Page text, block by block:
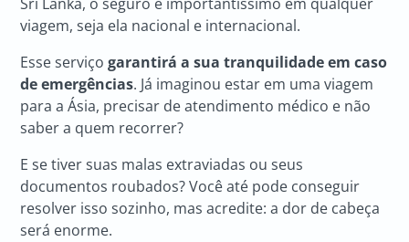
viagem, seja ela nacional e internacional.
Esse serviçogarantirá a sua tranquilidade em caso
de emergências. Já imaginou estar em uma viagem
para a Ásia, precisar de atendimento médico e não
saber a quem recorrer?
E se tiver suas malas extraviadas ou seus
documentos roubados? Você até pode conseguir
resolver isso sozinho, mas acredite: a dor de cabeça
será enorme.